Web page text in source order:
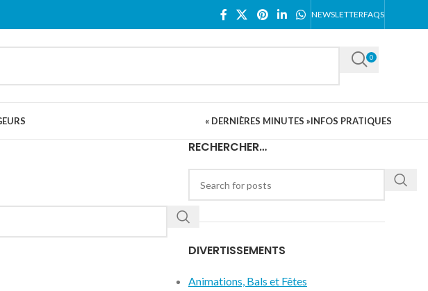
NEWSLETTERFAQS
0
« DERNIÈRES MINUTES »INFOS PRATIQUES
RECHERCHER…
DIVERTISSEMENTS
Animations, Bals et Fêtes